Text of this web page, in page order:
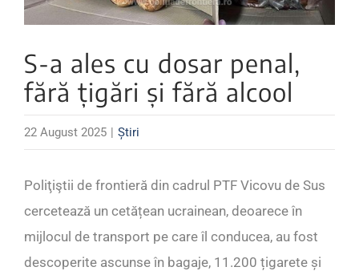
S-a ales cu dosar penal,
fără țigări și fără alcool
22 August 2025 | Știri
Poliţiştii de frontieră din cadrul PTF Vicovu de Sus
cercetează un cetățean ucrainean, deoarece în
mijlocul de transport pe care îl conducea, au fost
descoperite ascunse în bagaje, 11.200 țigarete și